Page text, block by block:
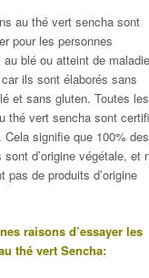
au thé vert sencha sont
pour les personnes
au blé ou atteint de maladie
ils sont élaborés sans
et sans gluten. Toutes les
thé vert sencha sont
Cela signifie que 100% des
sont d’origine végétale, et
pas de produits d’origine
raisons d’essayer les
thé vert Sencha: